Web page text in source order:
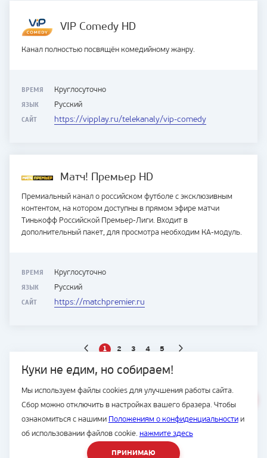
Куки не едим, но собираем!
Мы используем файлы cookies для улучшения работы сайта.
Сбор можно отключить в настройках вашего бразера. Чтобы
ознакомиться с нашими Положениям о конфиденциальностии
об использовании файлов cookie. нажмите здесь
ПРИНИМАЮ
VIP Comedy HD
Канал полностью посвящён комедийному жанру.
ВРЕМЯ Круглосуточно
ЯЗЫК Русский
САЙТ https://vipplay.ru/telekanaly/vip-comedy
Матч! Премьер HD
Премиальный канал о российском футболе с эксклюзивным
контентом, на котором доступны в прямом эфире матчи
Тинькофф Российской Премьер-Лиги. Входит в
дополнительный пакет, для просмотра необходим КА-модуль.
ВРЕМЯ Круглосуточно
ЯЗЫК Русский
САЙТ https://matchpremier.ru
1 2 3 4 5
© Подряд, 1997-2026